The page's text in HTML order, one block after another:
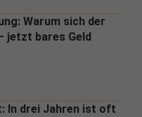
Warum sich der
jetzt bares Geld
In drei Jahren ist oft